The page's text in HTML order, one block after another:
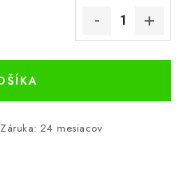
Záruka: 24 mesiacov